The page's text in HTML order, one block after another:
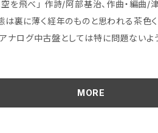
ナログ中古盤としては特に問題ないよ
MORE